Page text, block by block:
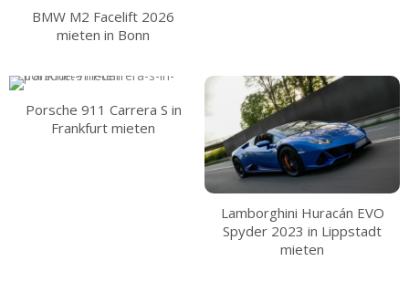
BMW M2 Facelift 2026
mieten in Bonn
Porsche 911 Carrera S in
Frankfurt mieten
Lamborghini Huracán EVO
Spyder 2023 in Lippstadt
mieten